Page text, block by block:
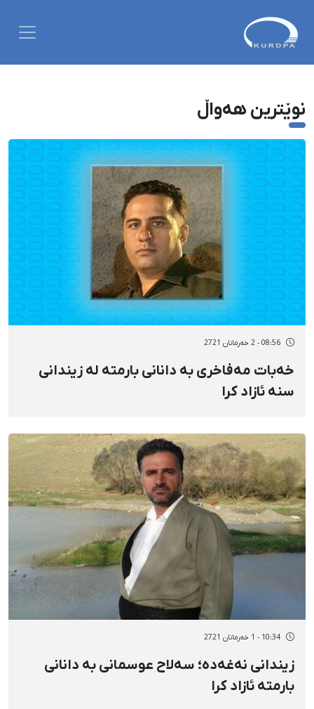
نوێترین هەواڵ
08:56 - 2 خەرمانان 2721
خەبات مەفاخری بە دانانی بارمتە لە زیندانی
سنە ئازاد کرا
10:34 - 1 خەرمانان 2721
زیندانی نەغەدە؛ سەلاح عوسمانی بە دانانی
بارمتە ئازاد کرا